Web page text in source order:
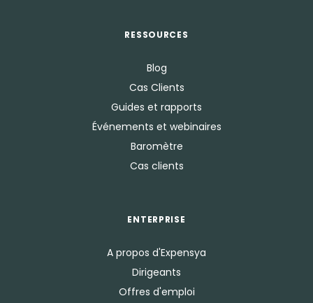
RESSOURCES
Blog
Cas Clients
Guides et rapports
Événements et webinaires
Baromètre
Cas clients
ENTERPRISE
A propos d'Expensya
Dirigeants
Offres d'emploi